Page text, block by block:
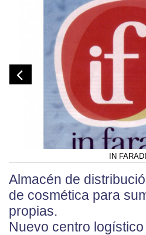
IN
Almacén de
de cosmética para
propias.
Nuevo centro logístico